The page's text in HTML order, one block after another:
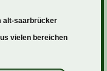
alt-saarbrücker
vielen bereichen